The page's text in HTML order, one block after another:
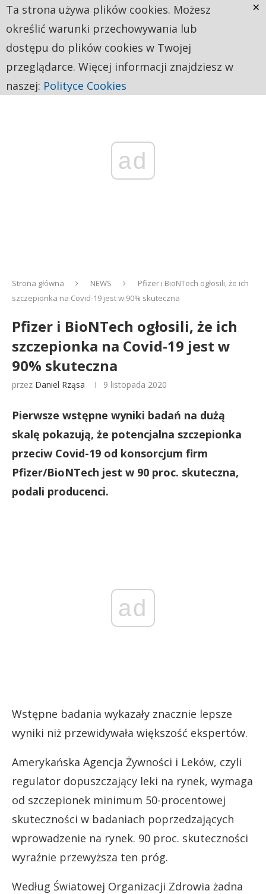
ad
Strona główna NEWS
Pfizer i BioNTech ogłosili, że ich
szczepionka na Covid-19 jest w 90% skuteczna
Pfizer i BioNTech ogłosili, że ich
szczepionka na Covid-19 jest w
90% skuteczna
przez Daniel Rząsa 9 listopada 2020
Pierwsze wstępne wyniki badań na dużą
skalę pokazują, że potencjalna szczepionka
przeciw Covid-19 od konsorcjum firm
Pfizer/BioNTech jest w 90 proc. skuteczna,
podali producenci.
ad
Wstępne badania wykazały znacznie lepsze
wyniki niż przewidywała większość ekspertów.
Amerykańska Agencja Żywności i Leków, czyli
regulator dopuszczający leki na rynek, wymaga
od szczepionek minimum 50-procentowej
skuteczności w badaniach poprzedzających
wprowadzenie na rynek. 90 proc. skuteczności
wyraźnie przewyższa ten próg.
Według Światowej Organizacji Zdrowia żadna
Ta strona używa plików cookies. Możesz
określić warunki przechowywania lub
dostępu do plików cookies w Twojej
przeglądarce. Więcej informacji znajdziesz w
naszej: Polityce Cookies
×